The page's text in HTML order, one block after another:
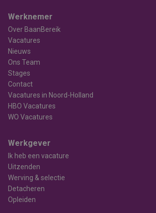
Werknemer
Over BaanBereik
Vacatures
Nieuws
Ons Team
Stages
Contact
Vacatures in Noord-Holland
HBO Vacatures
WO Vacatures
Werkgever
Ik heb een vacature
Uitzenden
Werving & selectie
Detacheren
Opleiden